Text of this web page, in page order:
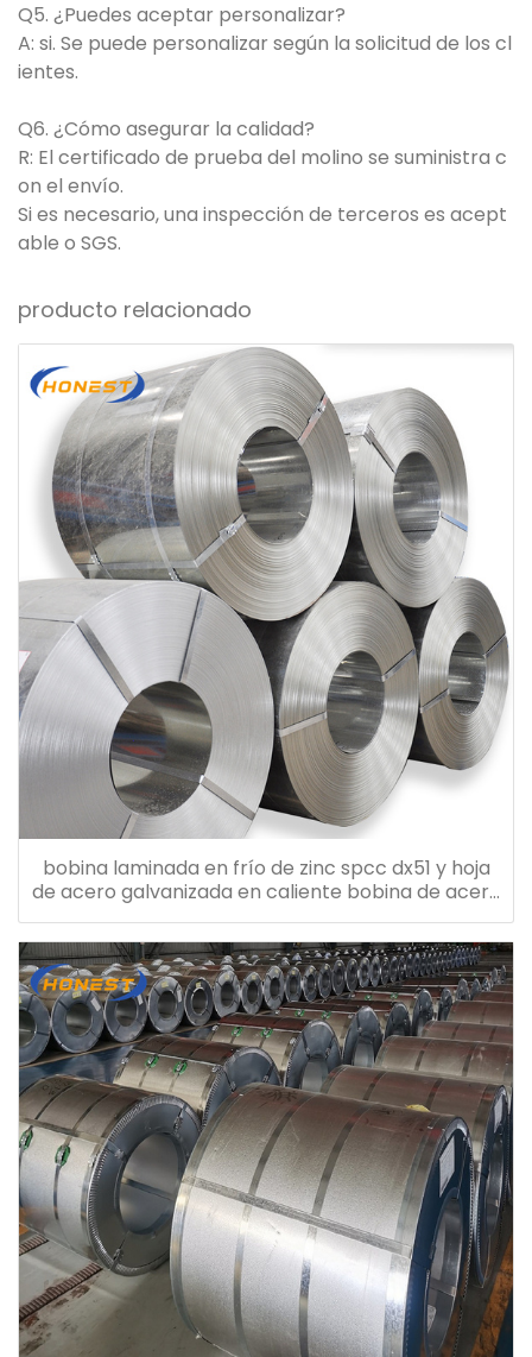
Q5. ¿Puedes aceptar personalizar?
A: si. Se puede personalizar según la solicitud de los cl
ientes.
Q6. ¿Cómo asegurar la calidad?
R: El certificado de prueba del molino se suministra c
on el envío.
Si es necesario, una inspección de terceros es acept
able o SGS.
producto relacionado
bobina laminada en frío de zinc spcc dx51 y hoja
de acero galvanizada en caliente bobina de acero
galvanizado